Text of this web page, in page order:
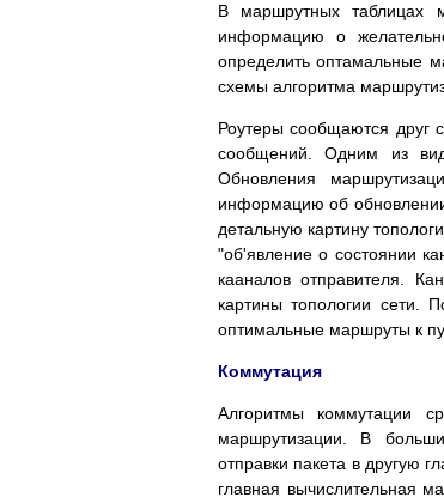
В маршрутных таблицах
информацию о
определить оптамальные
схемы алгоритма
Роутеры сообщаются друг
сообщений. Одним из
Обновления
информацию об
детальную картину
"об'явление о состоянии
кааналов отправителя.
картины топологии сети.
оптимальные маршруты к
Коммутация
Алгоритмы коммутации
маршрутизации. В
отправки пакета в другую
главная вычислительная